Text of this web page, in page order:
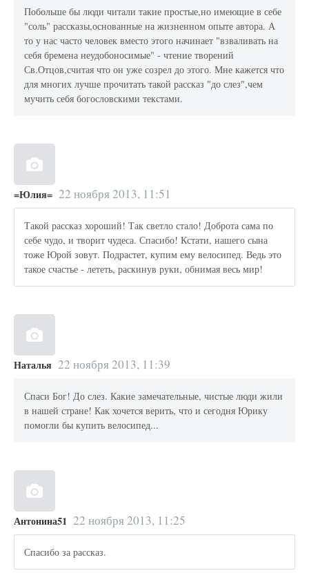
Побольше бы люди читали такие простые,но имеющие в себе
"соль" рассказы,основанные на жизненном опыте автора. А
то у нас часто человек вместо этого начинает "взваливать на
себя бремена неудобоносимые" - чтение творений
Св.Отцов,считая что он уже созрел до этого. Мне кажется что
для многих лучше прочитать такой рассказ "до слез",чем
мучить себя богословскими текстами.
=Юлия= 22 ноября 2013, 11:51
Такой рассказ хороший! Так светло стало! Доброта сама по
себе чудо, и творит чудеса. Спасибо! Кстати, нашего сына
тоже Юрой зовут. Подрастет, купим ему велосипед. Ведь это
такое счастье - лететь, раскинув руки, обнимая весь мир!
Наталья 22 ноября 2013, 11:39
Спаси Бог! До слез. Какие замечательные, чистые люди жили
в нашей стране! Как хочется верить, что и сегодня Юрику
помогли бы купить велосипед...
Антонина51 22 ноября 2013, 11:25
Спасибо за рассказ.